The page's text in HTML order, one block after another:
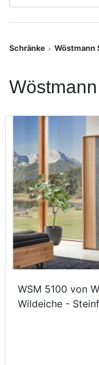
Schränke > Wöstmann
WSM 5100 von
Wildeiche -
SALE
Möbel-
0%
Finanzierung
Markenwelt
Letz-
Deals